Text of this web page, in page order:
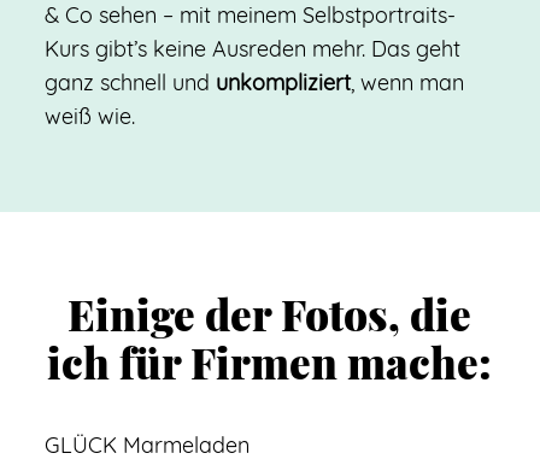
& Co sehen – mit meinem Selbstportraits-
Kurs gibt’s keine Ausreden mehr. Das geht
ganz schnell und unkompliziert, wenn man
weiß wie.
Einige der Fotos, die
ich für Firmen mache:
GLÜCK Marmeladen